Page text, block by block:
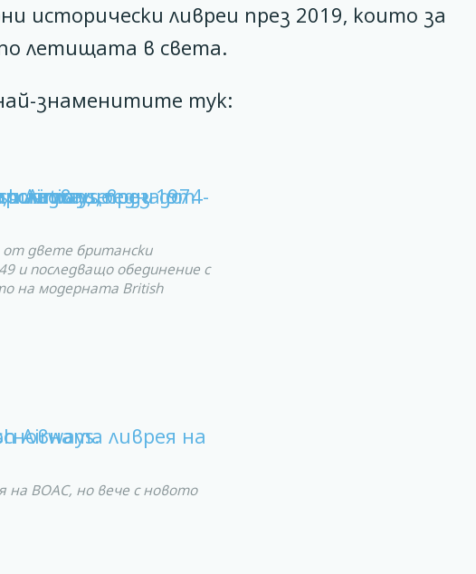
исторически ливреи през 2019, които за
летищата в света.
знаменитите тук:
от двете британски
и последващо обединение с
на модерната British
на BOAC, но вече с новото